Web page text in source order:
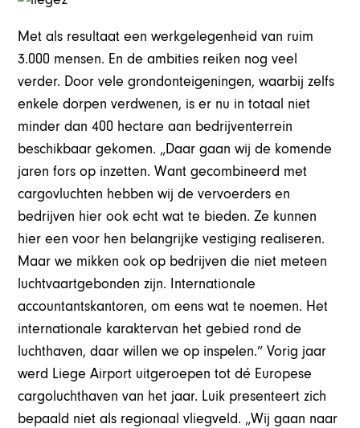
Met als resultaat een werkgelegenheid van ruim
3.000 mensen. En de ambities reiken nog veel
verder. Door vele grondonteigeningen, waarbij zelfs
enkele dorpen verdwenen, is er nu in totaal niet
minder dan 400 hectare aan bedrijventerrein
beschikbaar gekomen. „Daar gaan wij de komende
jaren fors op inzetten. Want gecombineerd met
cargovluchten hebben wij de vervoerders en
bedrijven hier ook echt wat te bieden. Ze kunnen
hier een voor hen belangrijke vestiging realiseren.
Maar we mikken ook op bedrijven die niet meteen
luchtvaartgebonden zijn. Internationale
accountantskantoren, om eens wat te noemen. Het
internationale karaktervan het gebied rond de
luchthaven, daar willen we op inspelen.” Vorig jaar
werd Liege Airport uitgeroepen tot dé Europese
cargoluchthaven van het jaar. Luik presenteert zich
bepaald niet als regionaal vliegveld. „Wij gaan naar